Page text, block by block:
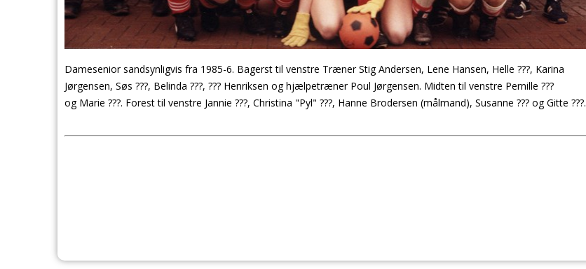
Damesenior sandsynligvis fra 1985-6. Bagerst til venstre Træner Stig Andersen, Lene Hansen, Helle ???, Karina
Jørgensen, Søs ???, Belinda ???, ??? Henriksen og hjælpetræner Poul Jørgensen. Midten til venstre Pernille ???
og Marie ???. Forest til venstre Jannie ???, Christina "Pyl" ???, Hanne Brodersen (målmand), Susanne ??? og Gitte ???.